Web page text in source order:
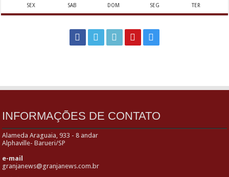
SEX SAB DOM SEG TER
INFORMAÇÕES DE CONTATO
Alameda Araguaia, 933 - 8 andar
Alphaville- Barueri/SP
e-mail
granjanews@granjanews.com.br